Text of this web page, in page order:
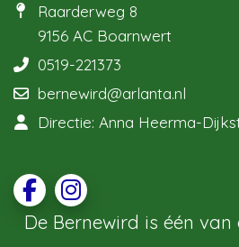
Raarderweg 8
9156 AC Boarnwert
0519-221373
bernewird@arlanta.nl
Directie: Anna Heerma-
De Bernewird is één van